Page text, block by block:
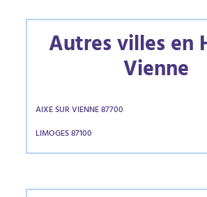
Autres villes en
Vienne
AIXE SUR VIENNE 87700
LIMOGES 87100